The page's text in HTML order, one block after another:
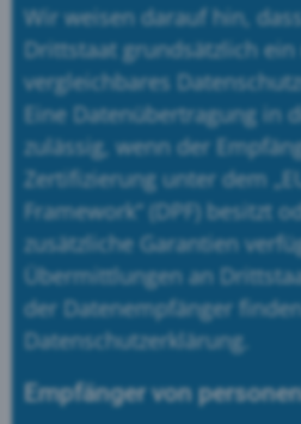
Wir weisen darauf hin,
Drittstaat grundsätzlich
vergleichbares
Eine Datenübertragung in
zulässig, wenn der
Zertifizierung unter dem
Framework“ (DPF) besitzt
zusätzliche Garantien
Übermittlungen an
der Datenempfänger
Datenschutzerklärung.
Empfänger von